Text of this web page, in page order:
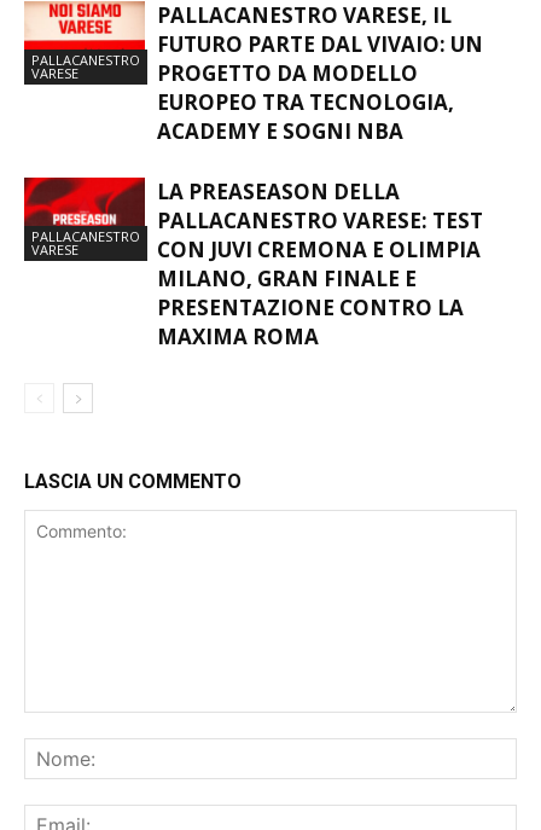
PALLACANESTRO
VARESE
PALLACANESTRO VARESE, IL
FUTURO PARTE DAL VIVAIO: UN
PROGETTO DA MODELLO
EUROPEO TRA TECNOLOGIA,
ACADEMY E SOGNI NBA
PALLACANESTRO
VARESE
LA PREASEASON DELLA
PALLACANESTRO VARESE: TEST
CON JUVI CREMONA E OLIMPIA
MILANO, GRAN FINALE E
PRESENTAZIONE CONTRO LA
MAXIMA ROMA
LASCIA UN COMMENTO